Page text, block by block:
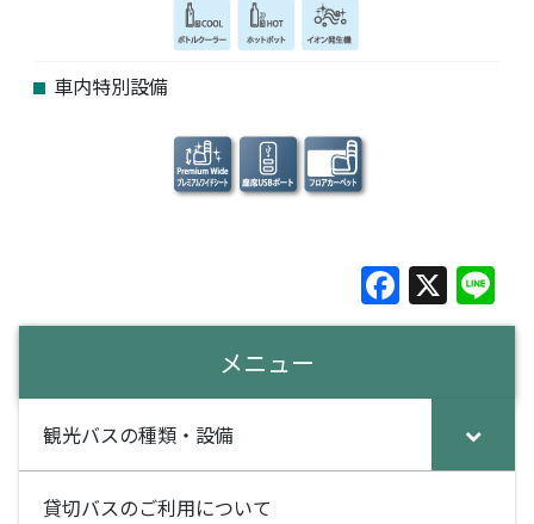
車内特別設備
F
a
e
o
X Li
n
メニュー
観光バスの種類・設備
貸切バスのご利用について